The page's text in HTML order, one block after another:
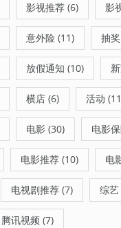
影视推荐 (6) 影
意外险 (11) 抽奖
放假通知 (10)
横店 (6) 活动
电影 (30) 电影
电影推荐 (10) 电
电视剧推荐 (7) 综艺
腾讯视频 (7)